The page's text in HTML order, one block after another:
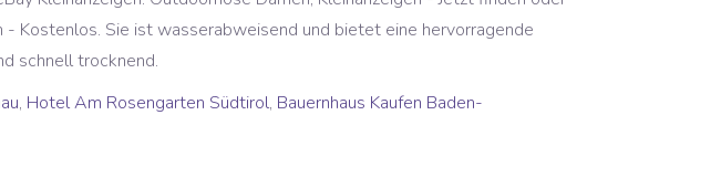
Kostenlos. Sie ist wasserabweisend und bietet eine hervorragende
schnell trocknend.
, Hotel Am Rosengarten Südtirol, Bauernhaus Kaufen Baden-